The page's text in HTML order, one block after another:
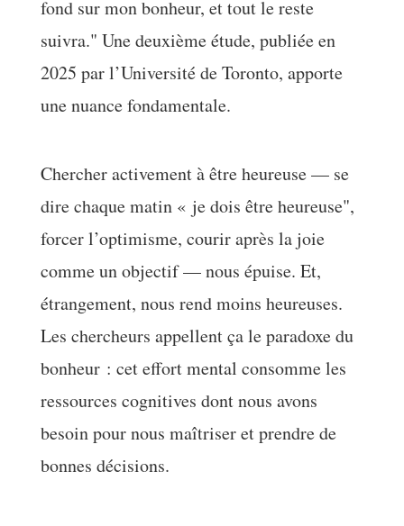
fond sur mon bonheur, et tout le reste
suivra." Une deuxième étude, publiée en
2025 par l’Université de Toronto, apporte
une nuance fondamentale.
Chercher activement à être heureuse — se
dire chaque matin « je dois être heureuse",
forcer l’optimisme, courir après la joie
comme un objectif — nous épuise. Et,
étrangement, nous rend moins heureuses.
Les chercheurs appellent ça le paradoxe du
bonheur : cet effort mental consomme les
ressources cognitives dont nous avons
besoin pour nous maîtriser et prendre de
bonnes décisions.